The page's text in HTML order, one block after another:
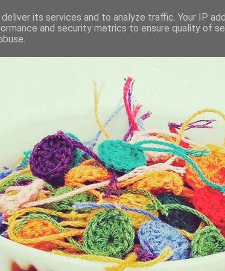
its services and to analyze traffic. Your IP
and security metrics to ensure quality of